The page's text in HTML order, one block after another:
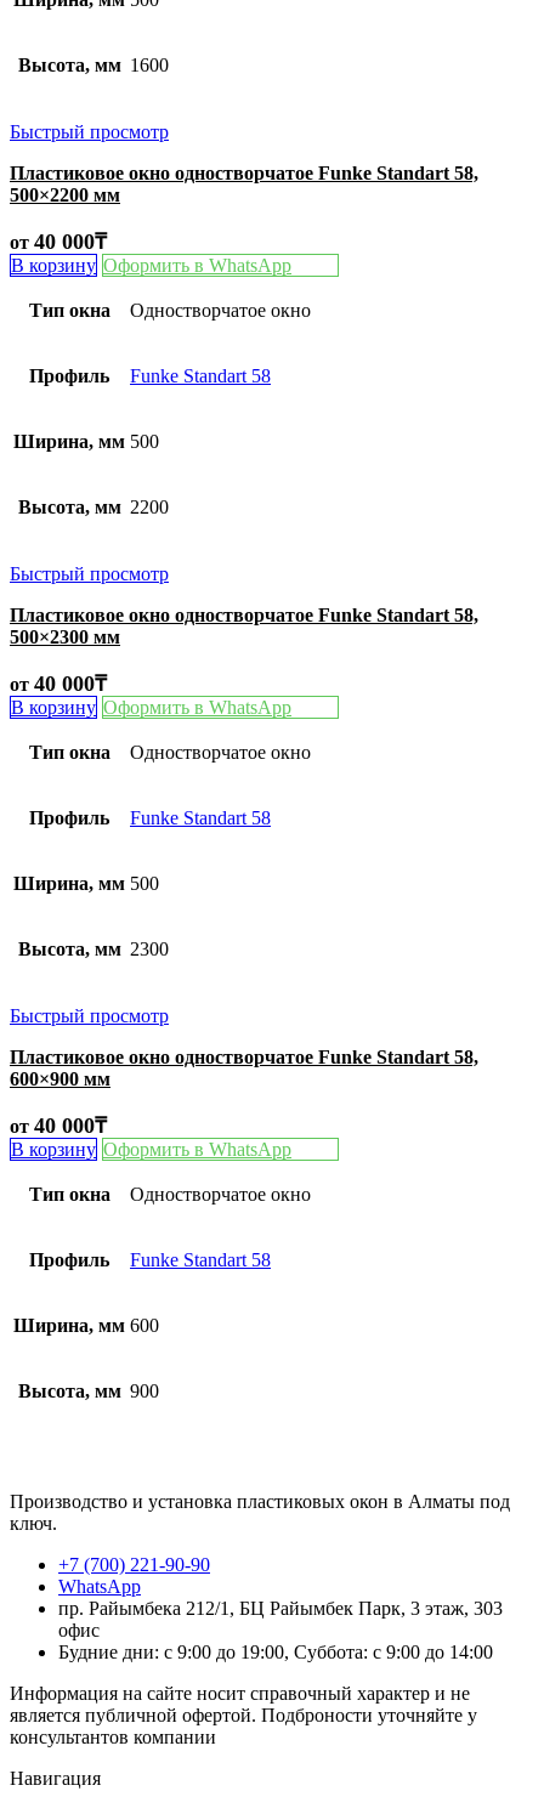
Высота, мм 1600
Быстрый просмотр
Пластиковое окно одностворчатое Funke Standart 58,
500×2200 мм
от 40 000₸
В корзину Оформить в WhatsApp
Тип окна Одностворчатое окно
Профиль Funke Standart 58
Ширина, мм 500
Высота, мм 2200
Быстрый просмотр
Пластиковое окно одностворчатое Funke Standart 58,
500×2300 мм
от 40 000₸
В корзину Оформить в WhatsApp
Тип окна Одностворчатое окно
Профиль Funke Standart 58
Ширина, мм 500
Высота, мм 2300
Быстрый просмотр
Пластиковое окно одностворчатое Funke Standart 58,
600×900 мм
от 40 000₸
В корзину Оформить в WhatsApp
Тип окна Одностворчатое окно
Профиль Funke Standart 58
Ширина, мм 600
Высота, мм 900
Производство и установка пластиковых окон в Алматы под
ключ.
+7 (700) 221-90-90
WhatsApp
пр. Райымбека 212/1, БЦ Райымбек Парк, 3 этаж, 303
офис
Будние дни: с 9:00 до 19:00, Суббота: с 9:00 до 14:00
Информация на сайте носит справочный характер и не
является публичной офертой. Подброности уточняйте у
консультантов компании
Навигация